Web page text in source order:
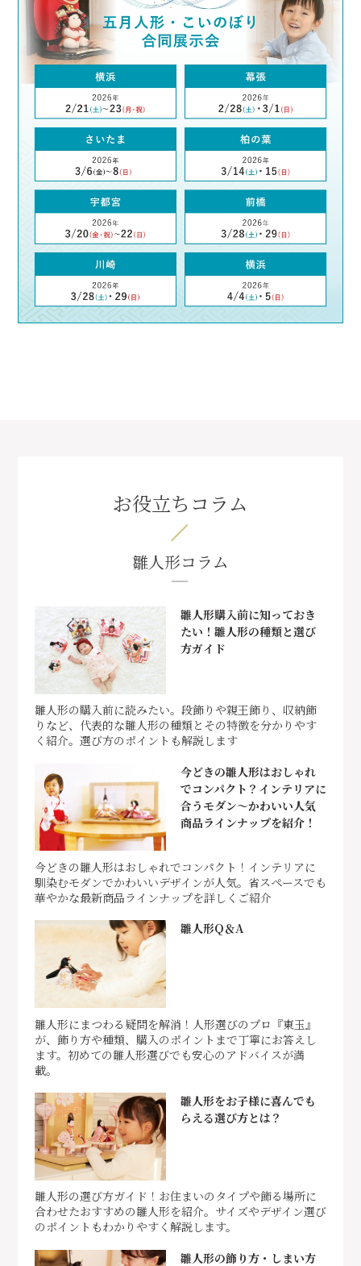
お役立ちコラム
雛人形コラム
雛人形購入前に知っておき
たい！雛人形の種類と選び
方ガイド
雛人形の購入前に読みたい。段飾りや親王飾り、収納飾
りなど、代表的な雛人形の種類とその特徴を分かりやす
く紹介。選び方のポイントも解説します
今どきの雛人形はおしゃれ
でコンパクト？インテリアに
合うモダン～かわいい人気
商品ラインナップを紹介！
今どきの雛人形はおしゃれでコンパクト！インテリアに
馴染むモダンでかわいいデザインが人気。省スペースでも
華やかな最新商品ラインナップを詳しくご紹介
雛人形Q＆A
雛人形にまつわる疑問を解消！人形選びのプロ『東玉』
が、飾り方や種類、購入のポイントまで丁寧にお答えし
ます。初めての雛人形選びでも安心のアドバイスが満
載。
雛人形をお子様に喜んでも
らえる選び方とは？
雛人形の選び方ガイド！お住まいのタイプや飾る場所に
合わせたおすすめの雛人形を紹介。サイズやデザイン選び
のポイントもわかりやすく解説します。
雛人形の飾り方・しまい方